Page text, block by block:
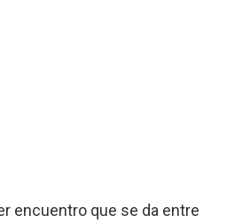
encuentro que se da entre